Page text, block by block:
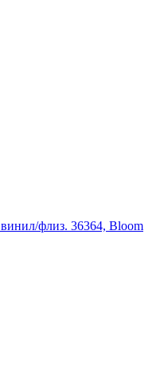
флиз. 36364, Bloom